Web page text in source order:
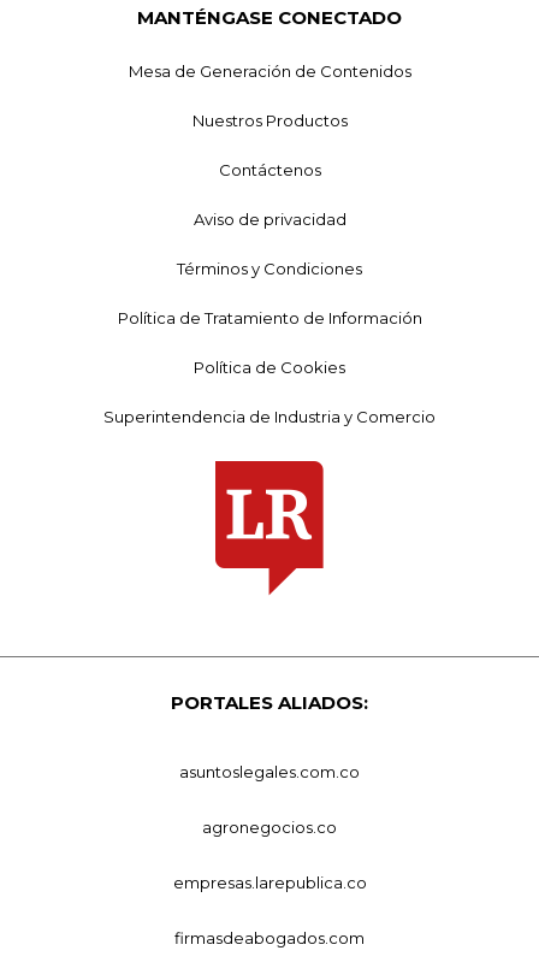
MANTÉNGASE CONECTADO
Mesa de Generación de Contenidos
Nuestros Productos
Contáctenos
Aviso de privacidad
Términos y Condiciones
Política de Tratamiento de Información
Política de Cookies
Superintendencia de Industria y Comercio
PORTALES ALIADOS:
asuntoslegales.com.co
agronegocios.co
empresas.larepublica.co
firmasdeabogados.com